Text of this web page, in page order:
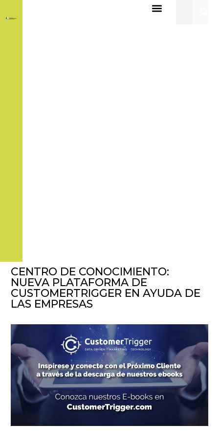
CENTRO DE CONOCIMIENTO:
NUEVA PLATAFORMA DE
CUSTOMERTRIGGER EN AYUDA DE
LAS EMPRESAS